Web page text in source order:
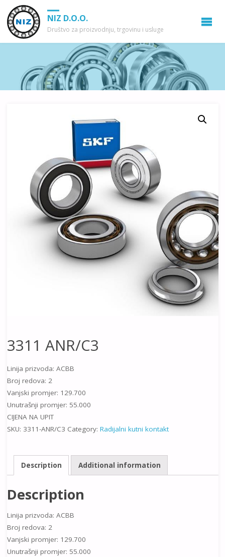
NIZ D.O.O.
Društvo za proizvodnju, trgovinu i usluge
3311 ANR/C3
Linija prizvoda: ACBB
Broj redova: 2
Vanjski promjer: 129.700
Unutrašnji promjer: 55.000
CIJENA NA UPIT
SKU: 3311-ANR/C3 Category: Radijalni kutni kontakt
Description Additional information
Description
Linija prizvoda: ACBB
Broj redova: 2
Vanjski promjer: 129.700
Unutrašnji promjer: 55.000